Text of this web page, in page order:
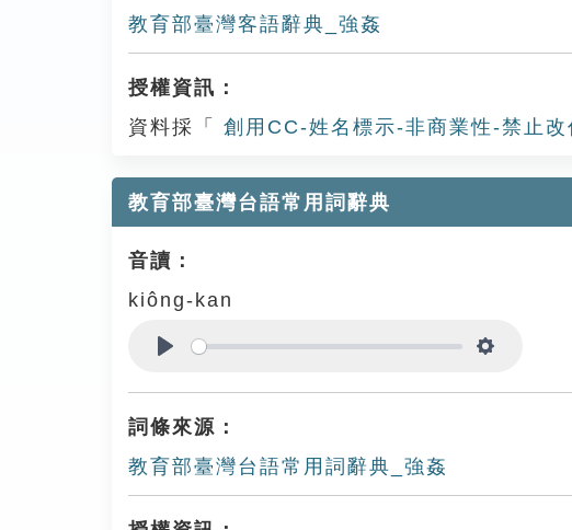
教育部臺灣客語辭典_強姦
授權資訊：
資料採「
創用CC-姓名標示-非商業性-禁止
教育部臺灣台語常用詞辭典
音讀：
kiông-kan
詞條來源：
教育部臺灣台語常用詞辭典_強姦